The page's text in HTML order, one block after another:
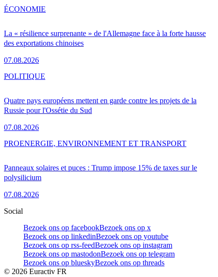
La « résilience surprenante » de l'Allemagne face à la forte hausse
des exportations chinoises
07.08.2026
ÉCONOMIE
Quatre pays européens mettent en garde contre les projets de la
Russie pour l'Ossétie du Sud
07.08.2026
POLITIQUE
Panneaux solaires et puces : Trump impose 15% de taxes sur le
polysilicium
07.08.2026
PROENERGIE, ENVIRONNEMENT ET TRANSPORT
Social
Bezoek ons op facebookBezoek ons op x
Bezoek ons op linkedinBezoek ons op youtube
Bezoek ons op rss-feedBezoek ons op instagram
Bezoek ons op mastodonBezoek ons op telegram
Bezoek ons op blueskyBezoek ons op threads
© 2026 Euractiv FR